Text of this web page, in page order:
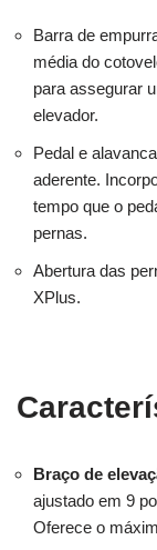
Barra de
média do
para assegurar
elevador.
Pedal e
aderente.
tempo que o
pernas.
Abertura das
XPlus.
Braço de
ajustado em 9
Oferece o